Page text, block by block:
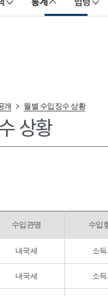
입니다.
개 월별 수입징수 상황
상황
수입관명 수입
내국세 소
내국세 소